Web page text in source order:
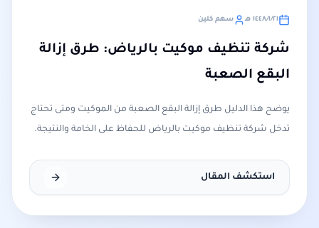
٢١‏/١‏/١٤٤٨ هـ سهم كلين
شركة تنظيف موكيت بالرياض: طرق إزالة
البقع الصعبة
يوضح هذا الدليل طرق إزالة البقع الصعبة من الموكيت ومتى تحتاج
تدخل شركة تنظيف موكيت بالرياض للحفاظ على الخامة والنتيجة.
استكشف المقال